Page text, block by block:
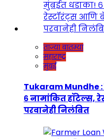
ताज्या बातम्या
महाराष्ट्र
मुंबई
Tukaram Mundhe
६ नामांकित हॉटेल्स,
परवानेही निलंबित